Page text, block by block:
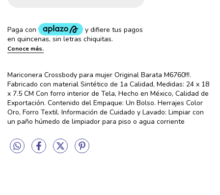
Mariconera Crossbody para mujer Original Barata M6760!!!.
Fabricado con material Sintético de 1a Calidad, Medidas: 24 x 18
x 7.5 CM Con forro interior de Tela, Hecho en México, Calidad de
Exportación. Contenido del Empaque: Un Bolso. Herrajes Color
Oro, Forro Textil. Información de Cuidado y Lavado: Limpiar con
un paño húmedo de limpiador para piso o agua corriente